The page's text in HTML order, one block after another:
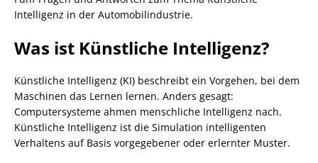
Intelligenz in der Automobilindustrie.
Was ist Künstliche Intelligenz?
Künstliche Intelligenz (KI) beschreibt ein Vorgehen, bei dem
Maschinen das Lernen lernen. Anders gesagt:
Computersysteme ahmen menschliche Intelligenz nach.
Künstliche Intelligenz ist die Simulation intelligenten
Verhaltens auf Basis vorgegebener oder erlernter Muster.